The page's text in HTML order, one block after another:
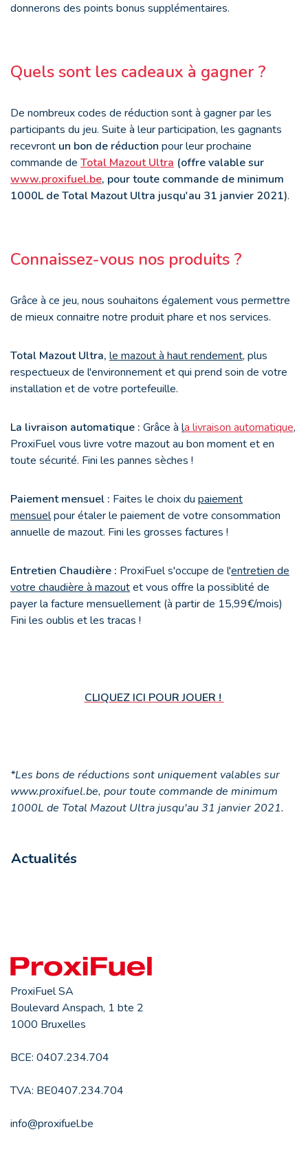
donnerons des points bonus supplémentaires.
Quels sont les cadeaux à gagner ?
De nombreux codes de réduction sont à gagner par les
participants du jeu. Suite à leur participation, les gagnants
recevront un bon de réduction pour leur prochaine
commande de Total Mazout Ultra (offre valable sur
www.proxifuel.be, pour toute commande de minimum
1000L de Total Mazout Ultra jusqu'au 31 janvier 2021).
Connaissez-vous nos produits ?
Grâce à ce jeu, nous souhaitons également vous permettre
de mieux connaitre notre produit phare et nos services.
Total Mazout Ultra, le mazout à haut rendement, plus
respectueux de l'environnement et qui prend soin de votre
installation et de votre portefeuille.
La livraison automatique : Grâce à la livraison automatique,
ProxiFuel vous livre votre mazout au bon moment et en
toute sécurité. Fini les pannes sèches !
Paiement mensuel : Faites le choix du paiement
mensuelpour étaler le paiement de votre consommation
annuelle de mazout. Fini les grosses factures !
Entretien Chaudière : ProxiFuel s'occupe de l'entretien de
votre chaudière à mazoutet vous offre la possiblité de
payer la facture mensuellement (à partir de 15,99€/mois)
Fini les oublis et les tracas !
CLIQUEZ ICI POUR JOUER !
*Les bons de réductions sont uniquement valables sur
www.proxifuel.be, pour toute commande de minimum
1000L de Total Mazout Ultra jusqu'au 31 janvier 2021.
Actualités
ProxiFuel SA
Boulevard Anspach, 1 bte 2
1000 Bruxelles
BCE: 0407.234.704
TVA: BE0407.234.704
info@proxifuel.be